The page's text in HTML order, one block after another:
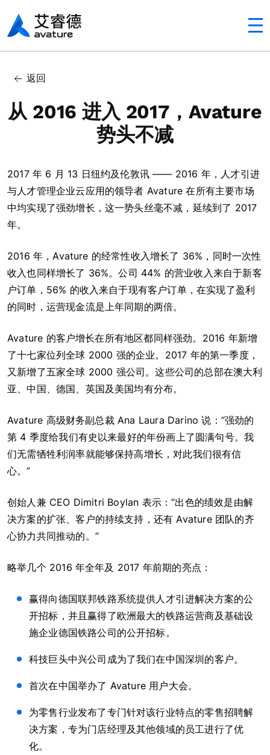
Avaturehcm
返回
从 2016 进入 2017，Avature
势头不减
In this article
2017 年 6 月 13 日纽约及伦敦讯 —— 2016 年，人才引进
与人才管理企业云应用的领导者 Avature 在所有主要市场
中均实现了强劲增长，这一势头丝毫不减，延续到了 2017
年。
2016 年，Avature 的经常性收入增长了 36%，同时一次性
收入也同样增长了 36%。公司 44% 的营业收入来自于新客
户订单，56% 的收入来自于现有客户订单，在实现了盈利
的同时，运营现金流是上年同期的两倍。
Avature 的客户增长在所有地区都同样强劲。2016 年新增
了十七家位列全球 2000 强的企业。2017 年的第一季度，
又新增了五家全球 2000 强公司。这些公司的总部在澳大利
亚、中国、德国、英国及美国均有分布。
Avature 高级财务副总裁 Ana Laura Darino 说：“强劲的
第 4 季度给我们有史以来最好的年份画上了圆满句号。我
们无需牺牲利润率就能够保持高增长，对此我们很有信
心。”
创始人兼 CEO Dimitri Boylan 表示：“出色的绩效是由解
决方案的扩张、客户的持续支持，还有 Avature 团队的齐
心协力共同推动的。”
略举几个 2016 年全年及 2017 年前期的亮点：
赢得向德国联邦铁路系统提供人才引进解决方案的公
开招标，并且赢得了欧洲最大的铁路运营商及基础设
施企业德国铁路公司的公开招标。
科技巨头中兴公司成为了我们在中国深圳的客户。
首次在中国举办了 Avature 用户大会。
为零售行业发布了专门针对该行业特点的零售招聘解
决方案，专为门店经理及其他领域的员工进行了优
化。